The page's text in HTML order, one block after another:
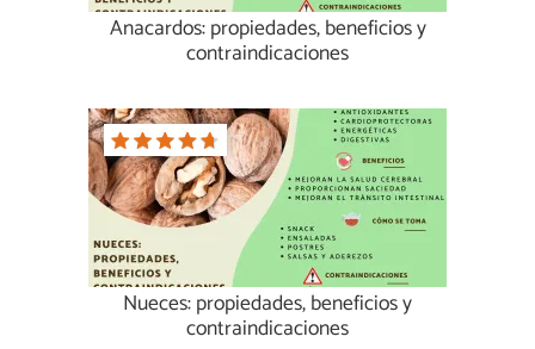
Anacardos: propiedades, beneficios y
contraindicaciones
Nueces: propiedades, beneficios y
contraindicaciones